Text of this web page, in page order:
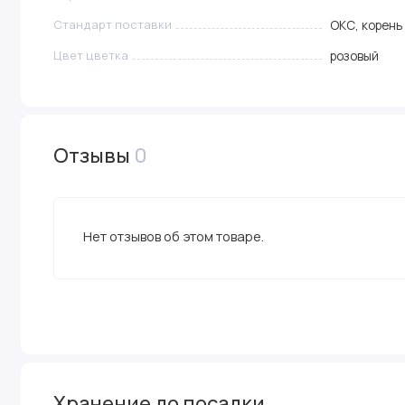
Стандарт поставки ОКС, корень
Цвет цветка розовый
Отзывы 0
Нет отзывов об этом товаре.